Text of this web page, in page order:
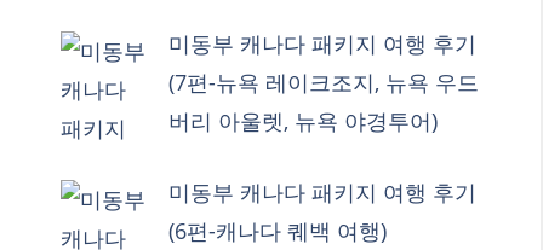
미동부 캐나다 패키지 여행 후기
(7편-뉴욕 레이크조지, 뉴욕 우드
버리 아울렛, 뉴욕 야경투어)
미동부 캐나다 패키지 여행 후기
(6편-캐나다 퀘백 여행)